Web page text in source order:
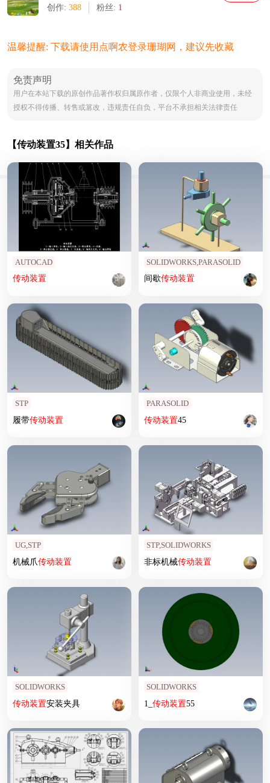
创作: 388 粉丝: 1
温馨提醒: 下载请使用点啊农登录珊瑚网，建议先收藏
免责声明
用户在本站下载的原创作品著作权归属原作者，仅限个人非商业使用，未经
授权不得传播、转售或篡改，违规责任自负，平台不承担相关法律责任
【传动装置35】相关作品
AUTOCAD
传动装置
SOLIDWORKS,PARASOLID
间歇传动装置
STP
履带传动装置
PARASOLID
传动装置45
UG,STP
机械爪传动装置
STP,SOLIDWORKS
非标机械传动装置
SOLIDWORKS
传动装置安装夹具
SOLIDWORKS
1_ 传动装置55